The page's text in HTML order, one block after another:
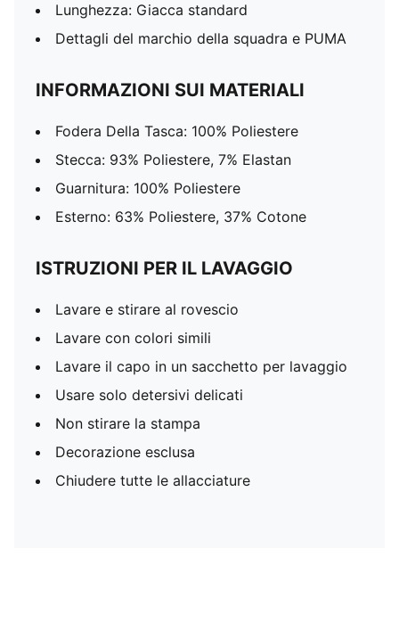
Lunghezza: Giacca standard
Dettagli del marchio della squadra e PUMA
INFORMAZIONI SUI MATERIALI
Fodera Della Tasca: 100% Poliestere
Stecca: 93% Poliestere, 7% Elastan
Guarnitura: 100% Poliestere
Esterno: 63% Poliestere, 37% Cotone
ISTRUZIONI PER IL LAVAGGIO
Lavare e stirare al rovescio
Lavare con colori simili
Lavare il capo in un sacchetto per lavaggio
Usare solo detersivi delicati
Non stirare la stampa
Decorazione esclusa
Chiudere tutte le allacciature